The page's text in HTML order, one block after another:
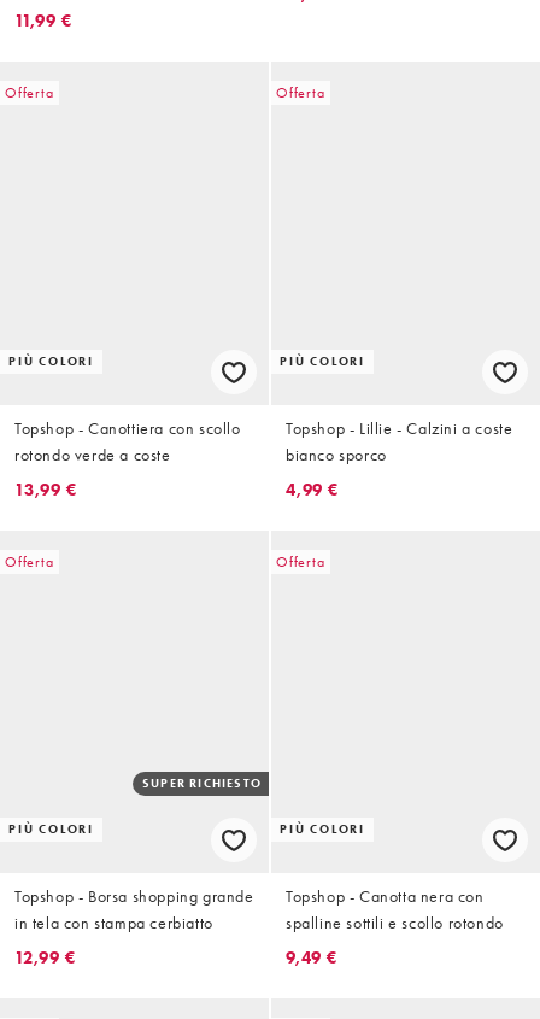
11,99 €
Offerta
PIÙ COLORI
Topshop - Canottiera con scollo
rotondo verde a coste
13,99 €
Offerta
PIÙ COLORI
Topshop - Lillie - Calzini a coste
bianco sporco
4,99 €
Offerta
PIÙ COLORI
SUPER RICHIESTO
Topshop - Borsa shopping grande
in tela con stampa cerbiatto
12,99 €
Offerta
PIÙ COLORI
Topshop - Canotta nera con
spalline sottili e scollo rotondo
9,49 €